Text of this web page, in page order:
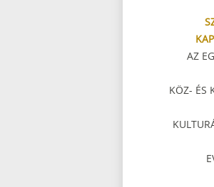
AZ
KÖZ- ÉS